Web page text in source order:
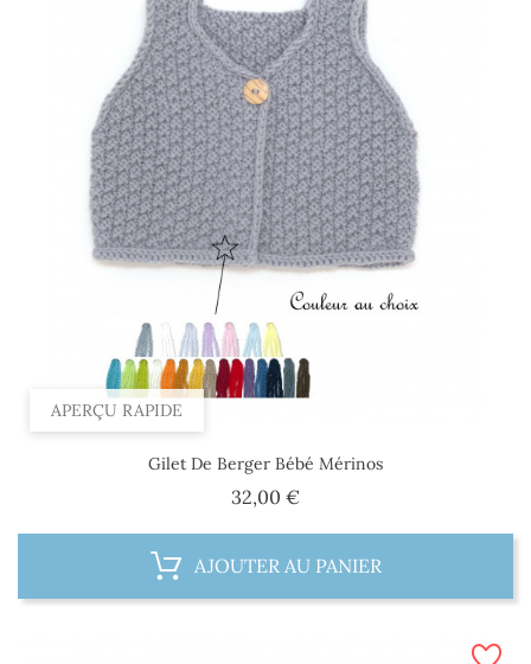
APERÇU RAPIDE
Gilet De Berger Bébé Mérinos
32,00 €Prix
AJOUTER AU PANIER